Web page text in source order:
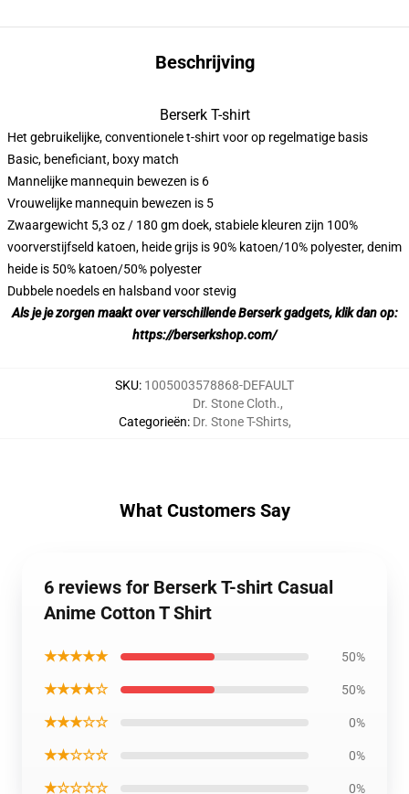
Beschrijving
Berserk T-shirt
Het gebruikelijke, conventionele t-shirt voor op regelmatige basis
Basic, beneficiant, boxy match
Mannelijke mannequin bewezen is 6
Vrouwelijke mannequin bewezen is 5
Zwaargewicht 5,3 oz / 180 gm doek, stabiele kleuren zijn 100%
voorverstijfseld katoen, heide grijs is 90% katoen/10% polyester, denim
heide is 50% katoen/50% polyester
Dubbele noedels en halsband voor stevig
Als je je zorgen maakt over verschillende Berserk gadgets, klik dan op:
https://berserkshop.com/
SKU: 1005003578868-DEFAULT
Categorieën:
Dr. Stone Cloth.,
Dr. Stone T-Shirts,
What Customers Say
6 reviews for Berserk T-shirt Casual
Anime Cotton T Shirt
★★★★★ 50%
★★★★☆ 50%
★★★☆☆ 0%
★★☆☆☆ 0%
★☆☆☆☆ 0%